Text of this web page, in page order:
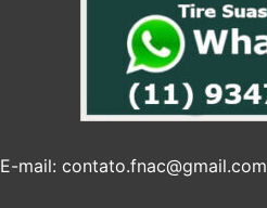
E-mail: contato.fnac@gmail.com